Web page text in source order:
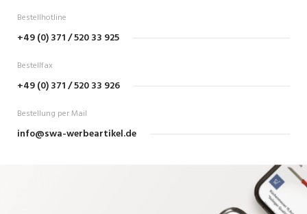
Bestellhotline
+49 (0) 371 / 520 33 925
Bestellfax
+49 (0) 371 / 520 33 926
Bestellung per Mail
info@swa-werbeartikel.de